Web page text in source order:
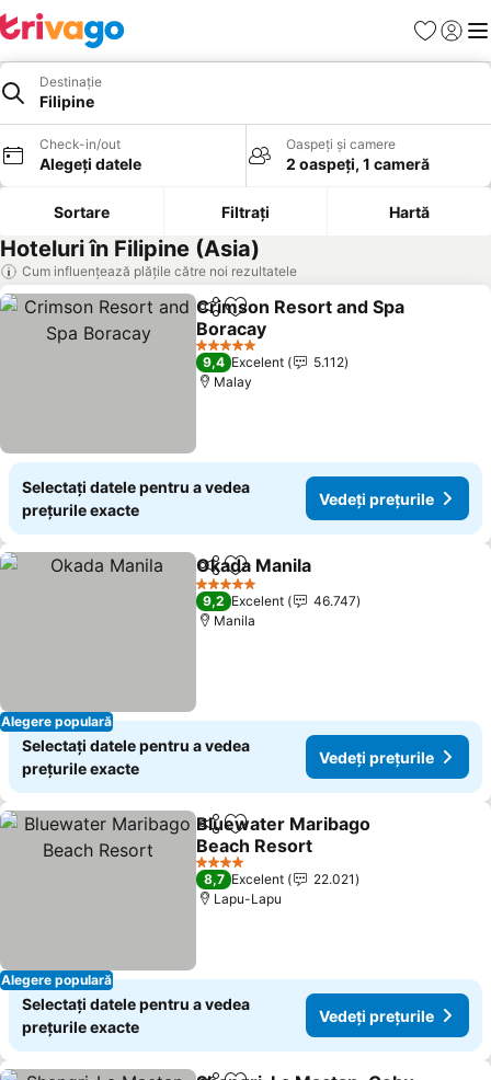
Favorite
Destinație
Filipine
Check-in/out
Alegeți datele
Oaspeți și camere
2 oaspeți, 1 cameră
Sortare Filtrați Hartă
Hoteluri în Filipine (Asia)
Cum influențează plățile către noi rezultatele
DistribuițiAdăugaţi la favorite
Crimson Resort and Spa
Boracay
5 Stele
9,4 Excelent
5.112
Malay
Selectați datele pentru a vedea
prețurile exacte
Vedeți prețurile
Alegere populară
DistribuițiAdăugaţi la favorite
Okada Manila
5 Stele
9,2 Excelent
46.747
Manila
Selectați datele pentru a vedea
prețurile exacte
Vedeți prețurile
Alegere populară
DistribuițiAdăugaţi la favorite
Bluewater Maribago
Beach Resort
4 Stele
8,7 Excelent
22.021
Lapu-Lapu
Selectați datele pentru a vedea
prețurile exacte
Vedeți prețurile